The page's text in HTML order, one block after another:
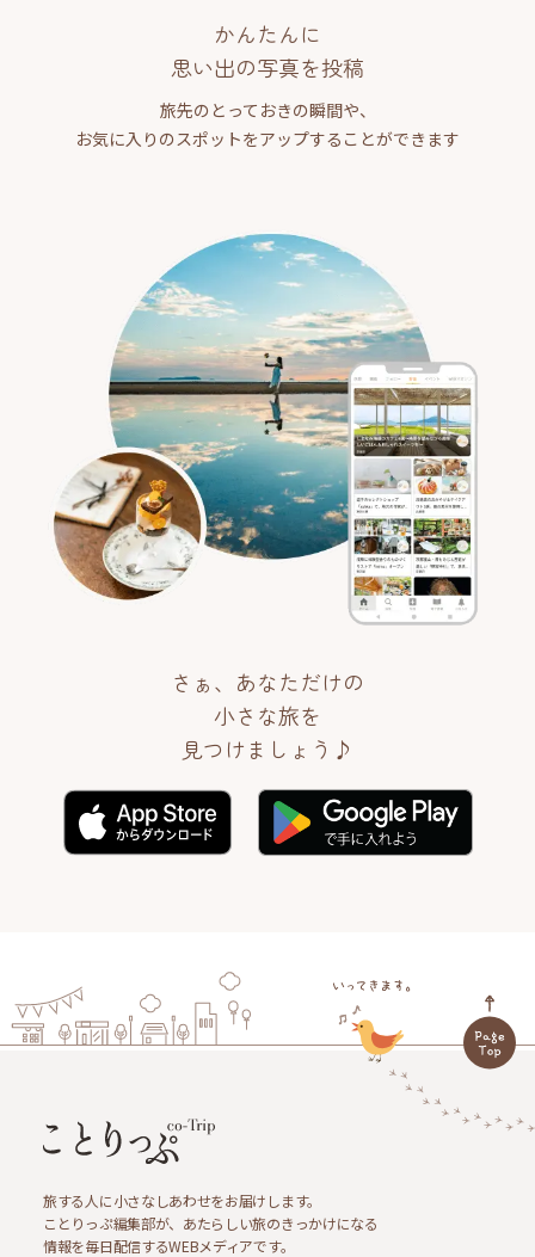
かんたんに
思い出の写真を投稿
旅先のとっておきの瞬間や、
お気に入りのスポットをアップすることができます
さぁ、あなただけの
小さな旅を
見つけましょう♪
旅する人に小さなしあわせをお届けします。
ことりっぷ編集部が、あたらしい旅のきっかけになる
情報を毎日配信するWEBメディアです。